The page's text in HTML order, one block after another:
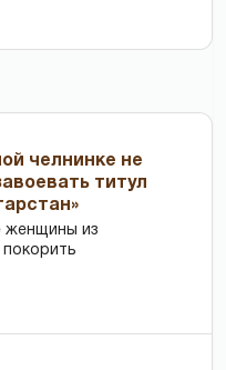
челнинке не
титул
женщины из